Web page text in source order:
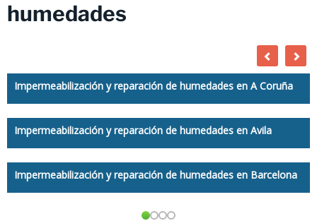
humedades
Impermeabilización y reparación de humedades en A Coruña
Impermeabilización y reparación de humedades en Avila
Impermeabilización y reparación de humedades en Barcelona